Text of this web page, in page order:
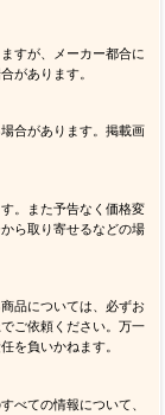
すが、メーカー都合に
があります。
合があります。掲載画
。また予告なく価格変
ら取り寄せるなどの場
品については、必ずお
ご依頼ください。万一
を負いかねます。
べての情報について、